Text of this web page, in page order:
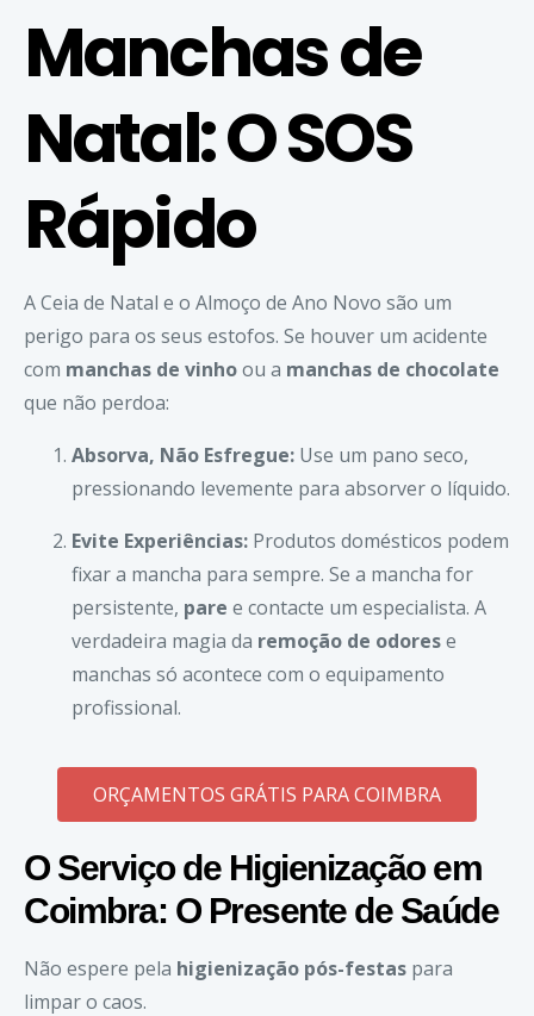
Manchas de
Natal: O SOS
Rápido
A Ceia de Natal e o Almoço de Ano Novo são um
perigo para os seus estofos. Se houver um acidente
com manchas de vinhoou a manchas de chocolate
que não perdoa:
Absorva, Não Esfregue: Use um pano seco,
pressionando levemente para absorver o líquido.
Evite Experiências: Produtos domésticos podem
fixar a mancha para sempre. Se a mancha for
persistente, pare e contacte um especialista. A
verdadeira magia da remoção de odorese
manchas só acontece com o equipamento
profissional.
ORÇAMENTOS GRÁTIS PARA COIMBRA
O Serviço de Higienização em
Coimbra: O Presente de Saúde
Não espere pela higienização pós-festas para
limpar o caos.